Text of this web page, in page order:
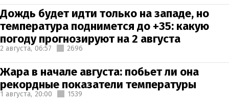
Дождь будет идти только на западе, но
температура поднимется до +35: какую
погоду прогнозируют на 2 августа
2 августа, 06:57 2696
Жара в начале августа: побьет ли она
рекордные показатели температуры
1 августа, 20:00 1539